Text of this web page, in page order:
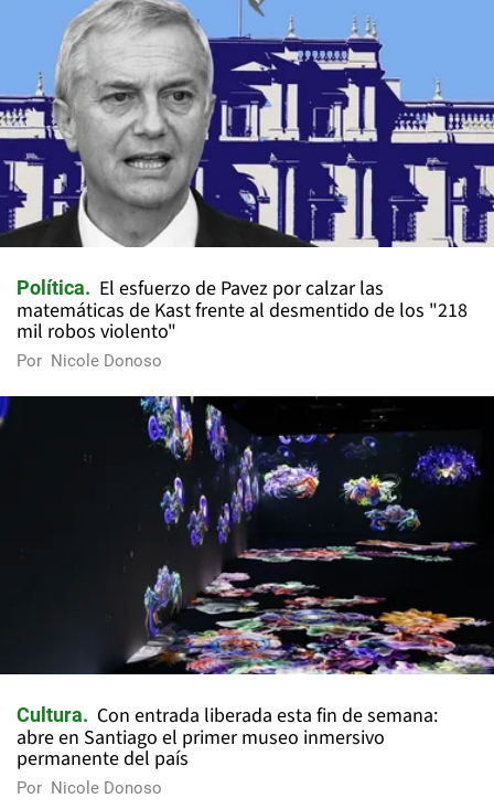
Política
El esfuerzo de Pavez por calzar las
matemáticas de Kast frente al desmentido de los "218
mil robos violento"
Por Nicole Donoso
Cultura
Con entrada liberada esta fin de semana:
abre en Santiago el primer museo inmersivo
permanente del país
Por Nicole Donoso